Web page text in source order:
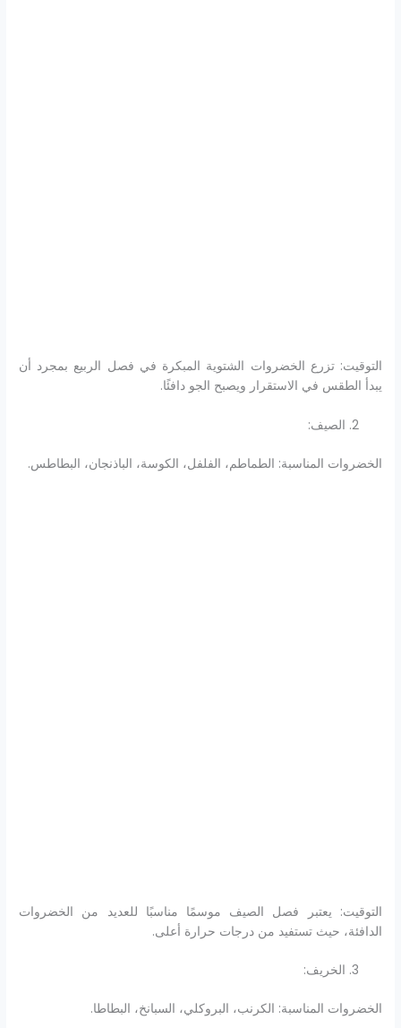
التوقيت: تزرع الخضروات الشتوية المبكرة في فصل الربيع بمجرد أن
يبدأ الطقس في الاستقرار ويصبح الجو دافئًا.
الصيف:
الخضروات المناسبة: الطماطم، الفلفل، الكوسة، الباذنجان، البطاطس.
التوقيت: يعتبر فصل الصيف موسمًا مناسبًا للعديد من الخضروات
الدافئة، حيث تستفيد من درجات حرارة أعلى.
الخريف:
الخضروات المناسبة: الكرنب، البروكلي، السبانخ، البطاطا.